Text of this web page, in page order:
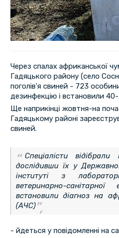
Через спалах африканської
Гадяцького району (село
поголів'я свиней - 723
дезинфекцію і встановили
Ще наприкінці жовтня-на
Гадяцькому районі
свиней.
Спеціалісти
дослідивши їх у
інституті з
ветеринарно-
встановили діагноз на
(АЧС)
- йдеться у повідомленні на